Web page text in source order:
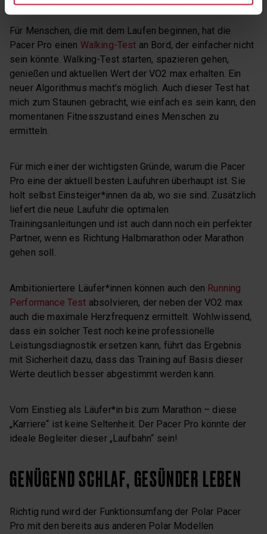
Für Menschen, die mit dem Laufen beginnen, hat die
Pacer Pro einen Walking-Test an Bord, der einfacher nicht
sein könnte. Walking-Test starten, spazieren gehen,
genießen und aktuellen Wert der VO2 max erhalten. Ein
neuer Algorithmus macht’s möglich. Auch dieser Test hat
mich zum Staunen gebracht, wie einfach es sein kann, den
momentanen Fitnesszustand eines Menschen zu
ermitteln.
Für mich einer der wichtigsten Gründe, warum die Pacer
Pro eine der aktuell besten Laufuhren überhaupt ist. Sie
holt selbst Einsteiger*innen da ab, wo sie sind. Zusätzlich
liefert die neue Laufuhr die optimalen
Trainingsanleitungen und ist auch dann noch ein perfekter
Partner, wenn es Richtung Halbmarathon oder Marathon
gehen soll.
Ambitioniertere Läufer*innen können auch den Running
Performance Test absolvieren, der neben der VO2 max
auch die maximale Herzfrequenz ermittelt. Wohlwissend,
dass ein solcher Test noch keine professionelle
Leistungsdiagnostik ersetzen kann, führt das Ergebnis
mit Sicherheit dazu, dass das Training auf Basis dieser
Werte deutlich besser abgestimmt werden kann.
Vom Einstieg als Läufer*in bis zum Marathon – diese
„Karriere“ ist keine Seltenheit. Der Pacer Pro könnte der
ideale Begleiter dieser „Laufbahn“ sein!
GENÜGEND SCHLAF, GESÜNDER LEBEN
Richtig rund wird der Funktionsumfang der Polar Pacer
Pro mit den bereits aus anderen Polar Modellen